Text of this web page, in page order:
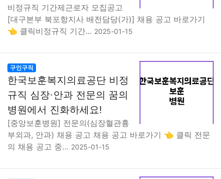
비정규직 기간제근로자 모집공고
[대구본부 북포항지사 배전담당(가)] 채용 공고 바로가기
👈 클릭비정규직 기간… 2025-01-15
구인구직
한국보훈복지의료공단 비정
규직 심장·안과 전문의 꿈의
병원에서 진화하세요!
[중앙보훈병원] 전문의(심장혈관흉
부외과, 안과) 채용 공고 채용 공고 바로가기 👈 클릭 전문
의 채용 공고 중… 2025-01-15